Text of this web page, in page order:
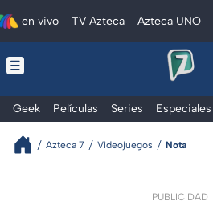
en vivo TV Azteca Azteca UNO
Geek Películas Series Especiales
Azteca 7 Videojuegos Nota
PUBLICIDAD